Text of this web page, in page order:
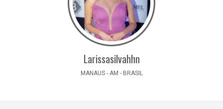
Larissasilvahhn
MANAUS - AM - BRASIL